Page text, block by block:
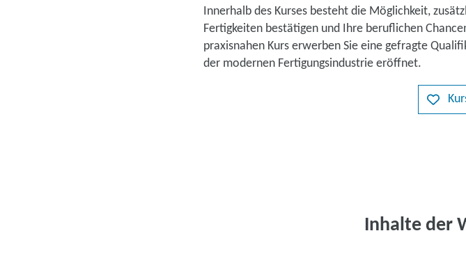
Innerhalb des Kurses besteht die Möglichkeit,
Fertigkeiten bestätigen und Ihre beruflichen
praxisnahen Kurs erwerben Sie eine gefragte
der modernen Fertigungsindustrie eröffnet.
Inhalte der